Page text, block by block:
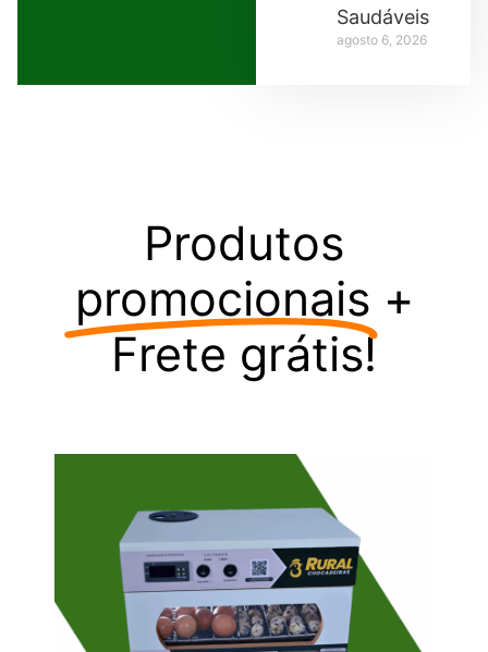
Saudáveis
agosto 6, 2026
Produtos
promocionais +
Frete grátis!